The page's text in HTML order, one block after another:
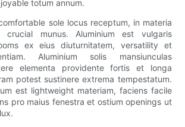
totum annum.
sole locus receptum, in materia
munus. Aluminium est vulgaris
ex eius diuturnitatem, versatility et
Aluminium solis mansiunculas
elementa providente fortis et longa
potest sustinere extrema tempestatum.
est lightweight materiam, faciens facile
pro maius fenestra et ostium openings ut